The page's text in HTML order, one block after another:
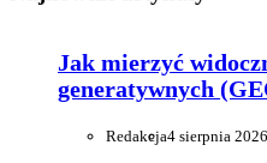
Jak mierzyć
generatywnych
Redakcja4 sierpnia 2026